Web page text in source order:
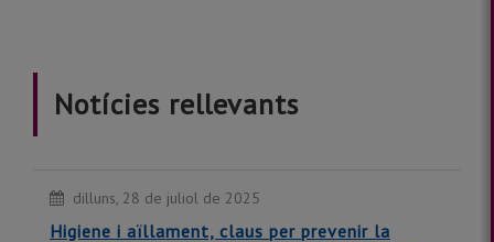
Notícies rellevants
dilluns, 28 de juliol de 2025
Higiene i aïllament, claus per prevenir la